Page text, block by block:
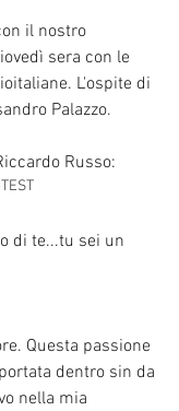
il nostro
sera con le
L'ospite di
Palazzo.
Russo:
di te...tu sei un
Questa passione
dentro sin da
nella mia